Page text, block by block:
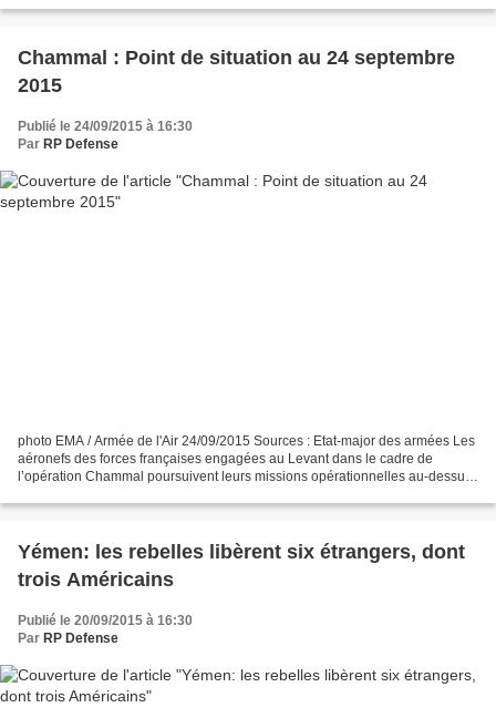
Chammal : Point de situation au 24 septembre
2015
Publié le 24/09/2015 à 16:30
Par RP Defense
photo EMA / Armée de l'Air 24/09/2015 Sources : Etat-major des armées Les
aéronefs des forces françaises engagées au Levant dans le cadre de
l’opération Chammal poursuivent leurs missions opérationnelles au-dessus
Yémen: les rebelles libèrent six étrangers, dont
trois Américains
Publié le 20/09/2015 à 16:30
Par RP Defense